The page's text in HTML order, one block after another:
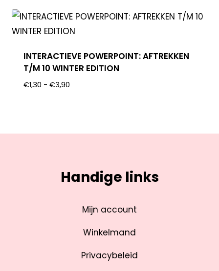
INTERACTIEVE POWERPOINT: AFTREKKEN
T/M 10 WINTER EDITION
€1,30 - €3,90
Handige links
Mijn account
Winkelmand
Privacybeleid